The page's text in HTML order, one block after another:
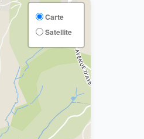
Carte
Satellite